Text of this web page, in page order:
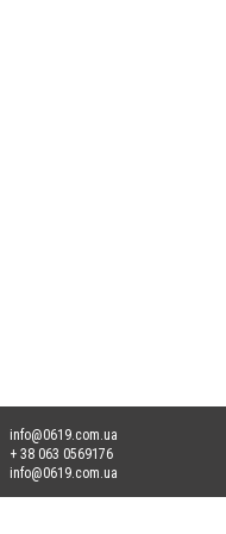
info@0619.com.ua
+ 38 063 0569176
info@0619.com.ua